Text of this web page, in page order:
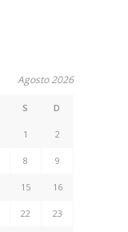
Agosto 2026
S D
1 2
8 9
15 16
22 23